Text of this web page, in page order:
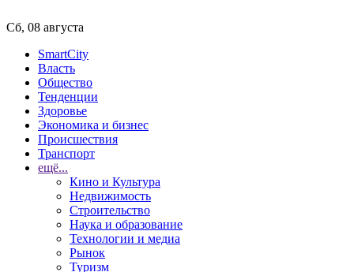
Сб, 08 августа
SmartCity
Власть
Общество
Тенденции
Здоровье
Экономика и бизнес
Происшествия
Транспорт
ещё...
Кино и Культура
Недвижимость
Строительство
Наука и образование
Технологии и медиа
Рынок
Туризм